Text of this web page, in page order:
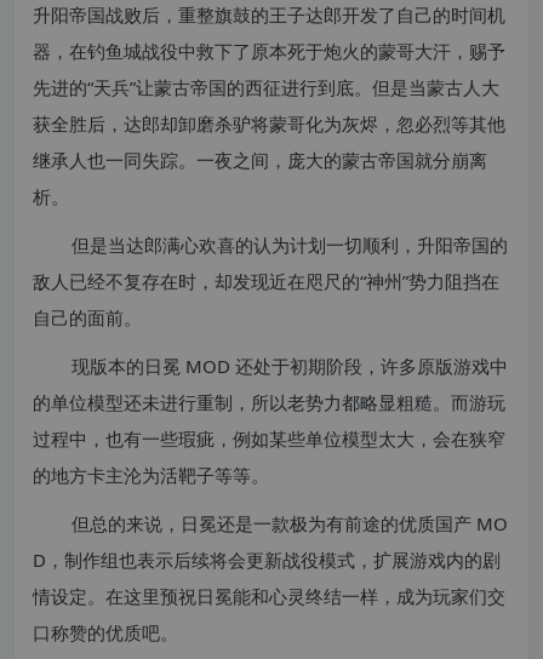
升阳帝国战败后，重整旗鼓的王子达郎开发了自己的时间机
器，在钓鱼城战役中救下了原本死于炮火的蒙哥大汗，赐予
先进的“天兵”让蒙古帝国的西征进行到底。但是当蒙古人大
获全胜后，达郎却卸磨杀驴将蒙哥化为灰烬，忽必烈等其他
继承人也一同失踪。一夜之间，庞大的蒙古帝国就分崩离
析。
但是当达郎满心欢喜的认为计划一切顺利，升阳帝国的
敌人已经不复存在时，却发现近在咫尺的“神州”势力阻挡在
自己的面前。
现版本的日冕 MOD 还处于初期阶段，许多原版游戏中
的单位模型还未进行重制，所以老势力都略显粗糙。而游玩
过程中，也有一些瑕疵，例如某些单位模型太大，会在狭窄
的地方卡主沦为活靶子等等。
但总的来说，日冕还是一款极为有前途的优质国产 MO
D，制作组也表示后续将会更新战役模式，扩展游戏内的剧
情设定。在这里预祝日冕能和心灵终结一样，成为玩家们交
口称赞的优质吧。